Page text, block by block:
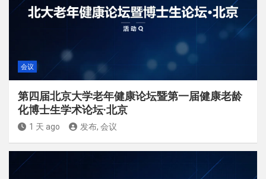
会议
第四届北京大学老年健康论坛暨第一届健康老龄
化博士生学术论坛·北京
1 天 ago 发布, 会议